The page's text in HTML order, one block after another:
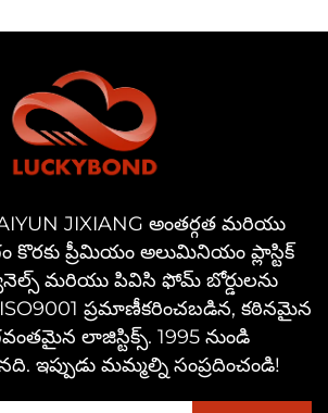
JIXIANG అంతర్గత మరియు
ప్రీమియం అలుమినియం ప్లాస్టిక్
మరియు పివిసి ఫోమ్ బోర్డులను
ప్రమాణీకరించబడిన, కఠినమైన
లాజిస్టిక్స్. 1995 నుండి
ఇప్పుడు మమ్మల్ని సంప్రదించండి!